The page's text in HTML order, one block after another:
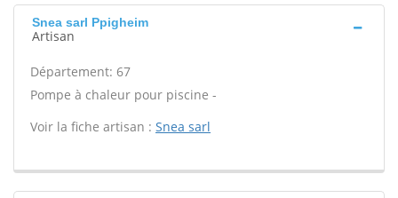
Snea sarl Ppigheim
Artisan
Département: 67
Pompe à chaleur pour piscine -
Voir la fiche artisan : Snea sarl